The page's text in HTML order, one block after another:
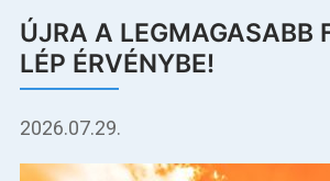
ÚJRA A LEGMAGASABB
LÉP ÉRVÉNYBE!
2026.07.29.